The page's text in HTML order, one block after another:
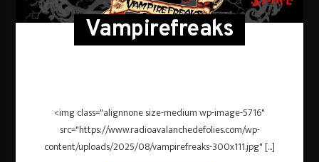
Vampirefreaks
<img class="alignnone size-medium wp-image-5716"
src="https://www.radioavalanchedefolies.com/wp-
content/uploads/2025/08/vampirefreaks-300x111.jpg" [...]